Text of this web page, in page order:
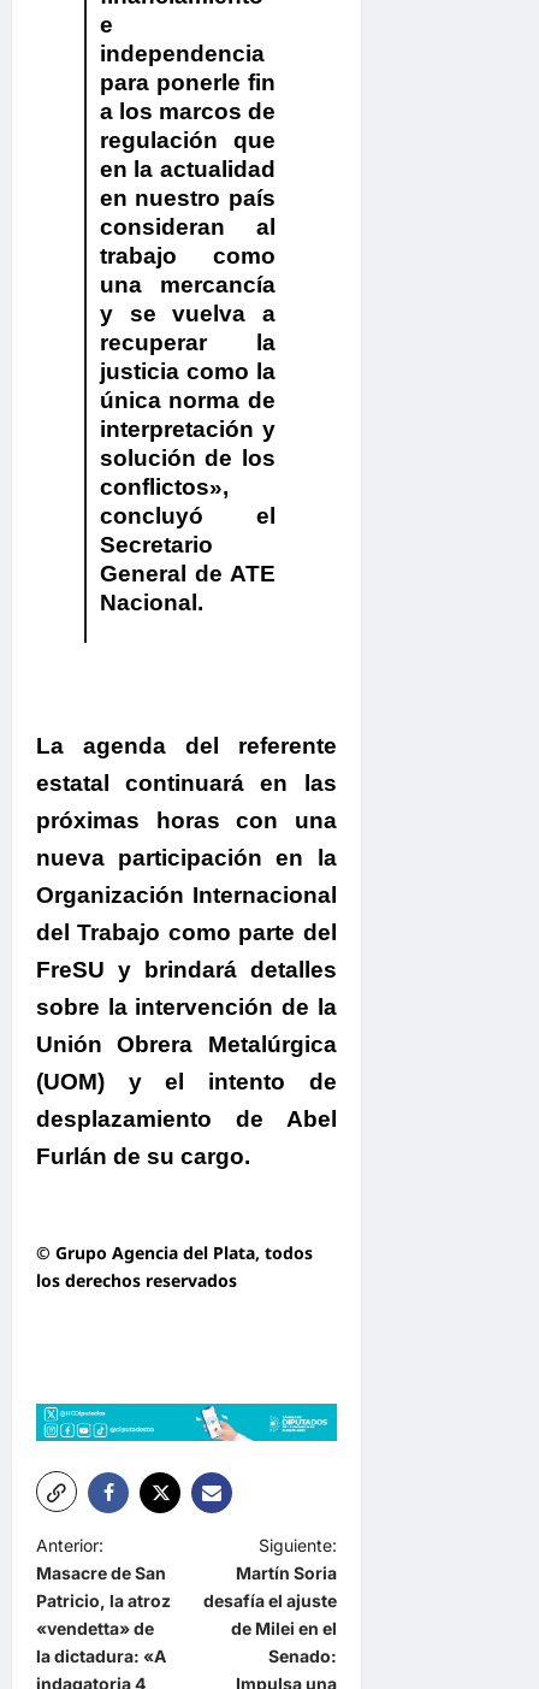
e
independencia
para ponerle fin
a los marcos de
regulación que
en la actualidad
en nuestro país
consideran al
trabajo como
una mercancía
y se vuelva a
recuperar la
justicia como la
única norma de
interpretación y
solución de los
conflictos»,
concluyó el
Secretario
General de ATE
Nacional.
La agenda del referente
estatal continuará en las
próximas horas con una
nueva participación en la
Organización Internacional
del Trabajo como parte del
FreSU y brindará detalles
sobre la intervención de la
Unión Obrera Metalúrgica
(UOM) y el intento de
desplazamiento de Abel
Furlán de su cargo.
© Grupo Agencia del Plata, todos
los derechos reservados
N
a
v
e
Anterior:
Masacre de San
Patricio, la atroz
«vendetta» de
la dictadura: «A
indagatoria 4
Siguiente:
Martín Soria
desafía el ajuste
de Milei en el
Senado:
Impulsa una